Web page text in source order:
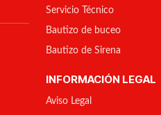
Servicio Técnico
Bautizo de buceo
Bautizo de Sirena
INFORMACIÓN LEGAL
Aviso Legal